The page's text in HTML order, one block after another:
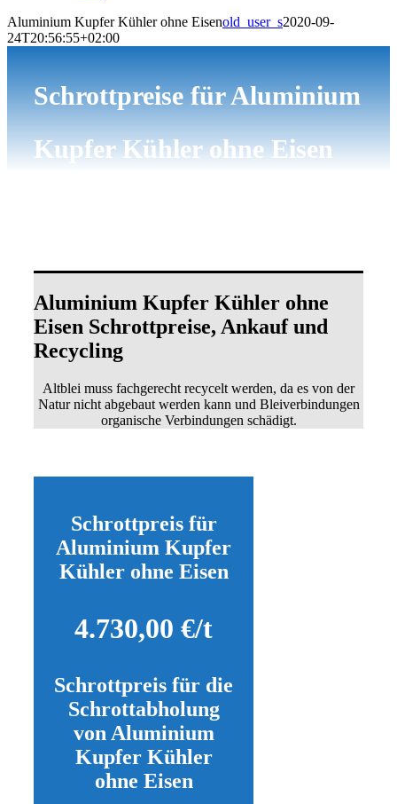
Aluminium Kupfer Kühler ohne Eisenold_user_s2020-09-
24T20:56:55+02:00
Schrottpreise für Aluminium
Kupfer Kühler ohne Eisen
Aluminium Kupfer Kühler ohne
Eisen Schrottpreise, Ankauf und
Recycling
Altblei muss fachgerecht recycelt werden, da es von der
Natur nicht abgebaut werden kann und Bleiverbindungen
organische Verbindungen schädigt.
Schrottpreis für
Aluminium Kupfer
Kühler ohne Eisen
4.730,00 €/t
Schrottpreis für die
Schrottabholung
von Aluminium
Kupfer Kühler
ohne Eisen